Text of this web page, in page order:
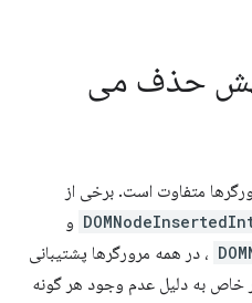
حذف می
متفاوت است. برخی از
و
، در همه مرورگرها پشتیبانی
خاص به دلیل عدم وجود هر گونه